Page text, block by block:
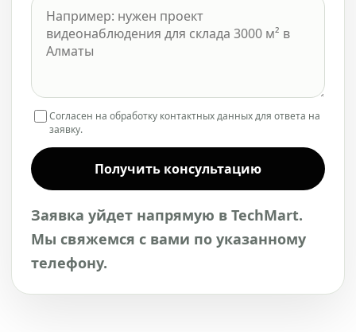
Согласен на обработку контактных данных для ответа на
заявку.
Получить консультацию
Заявка уйдет напрямую в TechMart.
Мы свяжемся с вами по указанному
телефону.